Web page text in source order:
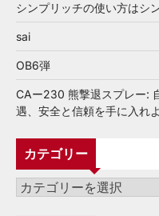
シンプリッチの使い方はシ
sai
OB6弾
CAー230 熊撃退スプレー:
遇、安全と信頼を手に入れよ
カテゴリー
カ